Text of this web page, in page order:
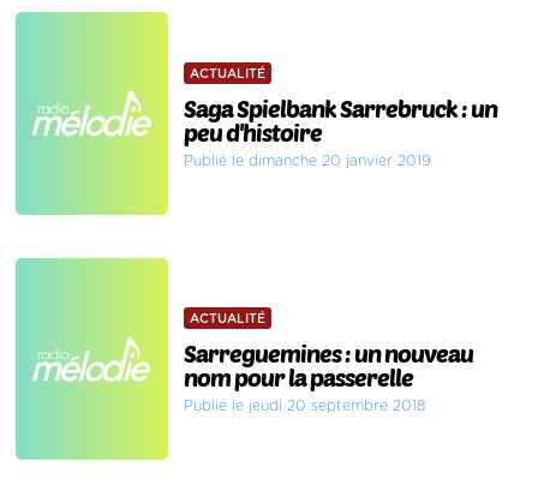
ACTUALITÉ
Saga Spielbank Sarrebruck : un
peu d'histoire
Publié le dimanche 20 janvier 2019
ACTUALITÉ
Sarreguemines : un nouveau
nom pour la passerelle
Publié le jeudi 20 septembre 2018